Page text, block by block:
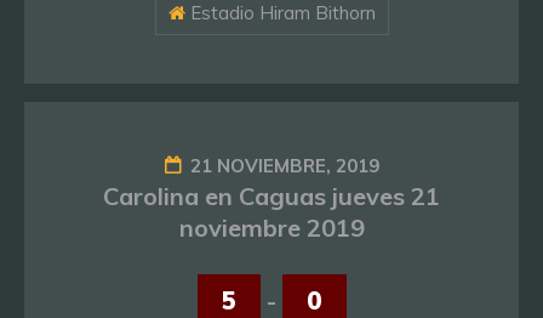
Estadio Hiram Bithorn
21 NOVIEMBRE, 2019
Carolina en Caguas jueves 21
noviembre 2019
5 - 0